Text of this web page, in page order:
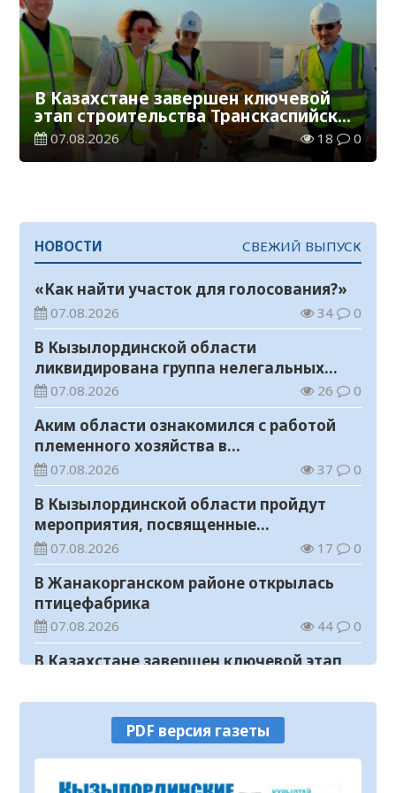
В Казахстане завершен ключевой
этап строительства Транскаспийской
волоконно-оптической линии связи
07.08.2026 18 0
НОВОСТИ СВЕЖИЙ ВЫПУСК
«Как найти участок для голосования?»
07.08.2026 34 0
В Кызылординской области
ликвидирована группа нелегальных
добытчиков золота
07.08.2026 26 0
Аким области ознакомился с работой
племенного хозяйства в
Жанакорганском районе
07.08.2026 37 0
В Кызылординской области пройдут
мероприятия, посвященные
Международному дню молодежи
07.08.2026 17 0
В Жанакорганском районе открылась
птицефабрика
07.08.2026 44 0
В Казахстане завершен ключевой этап
волоконно-оптической линии связи
07.08.2026 18 0
В городище Сауран начались научно-
реставрационные работы
07.08.2026
PDF версия газеты